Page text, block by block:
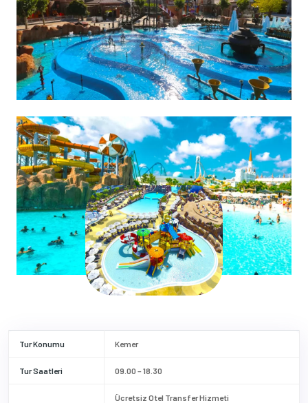
Tur Konumu Kemer
Tur Saatleri 09.00 – 18.30
Ücretsiz Otel Transfer Hizmeti